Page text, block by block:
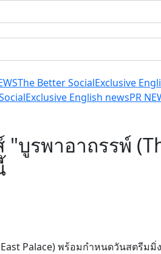
The Better SocialExclusive
Exclusive English newsPR
รพาอาถรรพ์
Palace) พร้อมกำหนดวันสตรีมมิ่